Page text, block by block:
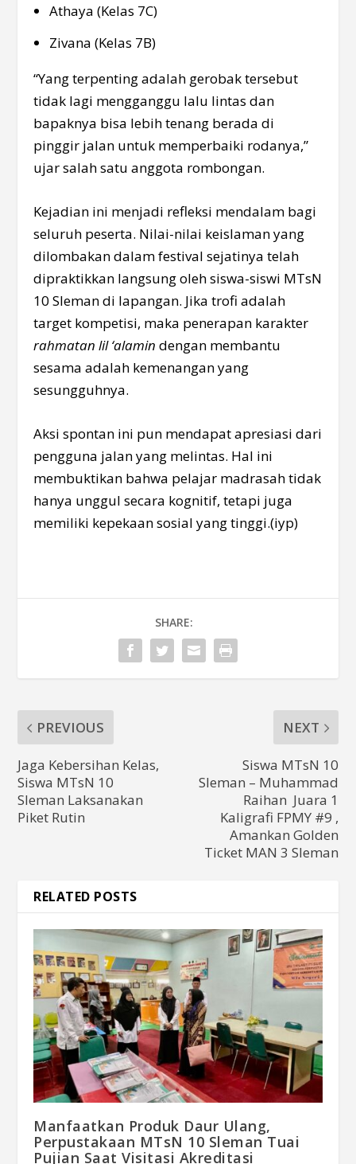
Athaya (Kelas 7C)
Zivana (Kelas 7B)
“Yang terpenting adalah gerobak tersebut
tidak lagi mengganggu lalu lintas dan
bapaknya bisa lebih tenang berada di
pinggir jalan untuk memperbaiki rodanya,”
ujar salah satu anggota rombongan.
Kejadian ini menjadi refleksi mendalam bagi
seluruh peserta. Nilai-nilai keislaman yang
dilombakan dalam festival sejatinya telah
dipraktikkan langsung oleh siswa-siswi MTsN
10 Sleman di lapangan. Jika trofi adalah
target kompetisi, maka penerapan karakter
rahmatan lil ‘alamin dengan membantu
sesama adalah kemenangan yang
sesungguhnya.
Aksi spontan ini pun mendapat apresiasi dari
pengguna jalan yang melintas. Hal ini
membuktikan bahwa pelajar madrasah tidak
hanya unggul secara kognitif, tetapi juga
memiliki kepekaan sosial yang tinggi.(iyp)
SHARE:
PREVIOUS
Jaga Kebersihan Kelas,
Siswa MTsN 10
Sleman Laksanakan
Piket Rutin
NEXT
Siswa MTsN 10
Sleman – Muhammad
Raihan Juara 1
Kaligrafi FPMY #9 ,
Amankan Golden
Ticket MAN 3 Sleman
RELATED POSTS
Manfaatkan Produk Daur Ulang,
Perpustakaan MTsN 10 Sleman Tuai
Pujian Saat Visitasi Akreditasi